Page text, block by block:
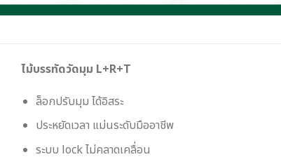
ไม้บรรทัดวัดมุม L+R+T
ล็อกปรับมุม ได้อิสระ
ประหยัดเวลา แม่นระดับมืออาชีพ
ระบบ lock ไม่คลาดเคลื่อน